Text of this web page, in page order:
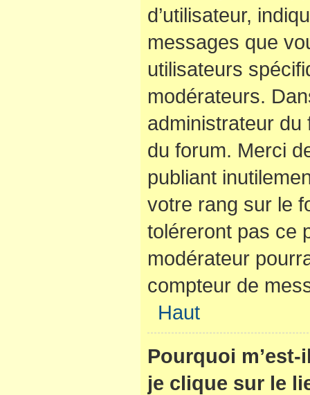
d’utilisateur,
messages que
utilisateurs
modérateurs.
administrateur du
du forum. Merci
publiant
votre rang sur le
toléreront pas ce
modérateur
compteur de
Haut
Pourquoi
je clique sur le